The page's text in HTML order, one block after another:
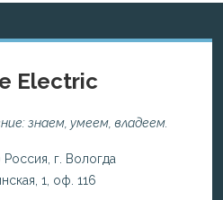
Electric
знаем, умеем, владеем.
г. Вологда
1, оф. 116